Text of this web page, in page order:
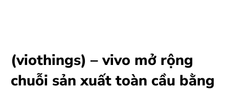
(viothings) – vivo mở rộng
chuỗi sản xuất toàn cầu bằng